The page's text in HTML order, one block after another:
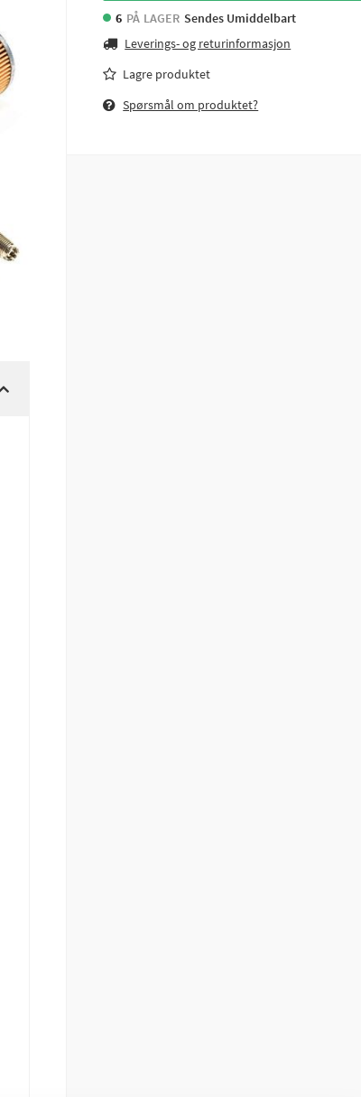
6 PÅ LAGER Sendes Umiddelbart
Leverings- og returinformasjon
Lagre produktet
Spørsmål om produktet?